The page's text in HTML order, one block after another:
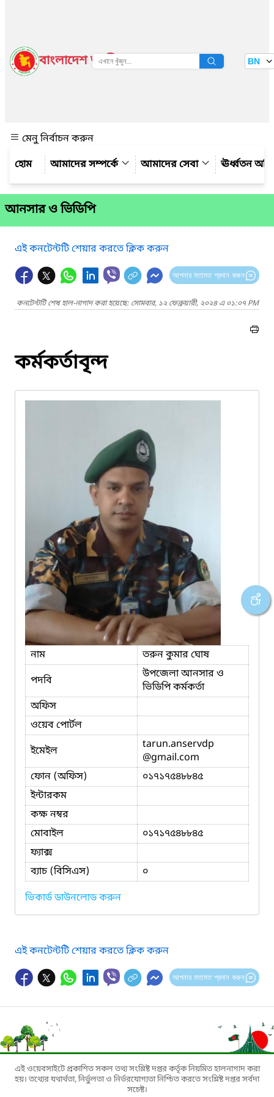
বাংলাদেশ জাতীয় তথ্য বাতায়ন BN
মেনু নির্বাচন করুন
আমাদের সম্পর্কে
আমাদের সেবা ঊর্ধ্বতন
আনসার ও ভিডিপি
এই কনটেন্টটি শেয়ার করতে ক্লিক করুন
আপনার মতামত প্রদান করুন
কনটেন্টটি শেষ হাল-নাগাদ করা হয়েছে: সোমবার, ১২ ফেব্রুয়ারী, ২০২৪ এ ০১:০৭ PM
কর্মকর্তাবৃন্দ
নাম
তরুন কুমার ঘোষ
পদবি
উপজেলা আনসার ও
ভিডিপি কর্মকর্তা
অফিস
ওয়েব পোর্টল
ইমেইল
tarun.anservdp
@gmail.com
ফোন (অফিস)
০১৭১৭৫৪৮৮৪৫
ইন্টারকম
কক্ষ নম্বর
মোবাইল
০১৭১৭৫৪৮৮৪৫
ফ্যাক্স
ব্যাচ (বিসিএস)
০
ভিকার্ড ডাউনলোড করুন
এই কনটেন্টটি শেয়ার করতে ক্লিক করুন
আপনার মতামত প্রদান করুন
এই ওয়েবসাইটে প্রকাশিত সকল তথ্য সংশ্লিষ্ট দপ্তর কর্তৃক নিয়মিত হালনাগাদ করা
হয়। তথ্যের যথার্থতা, নির্ভুলতা ও নির্ভরযোগ্যতা নিশ্চিত করতে সংশ্লিষ্ট দপ্তর সর্বদা
সচেষ্ট।